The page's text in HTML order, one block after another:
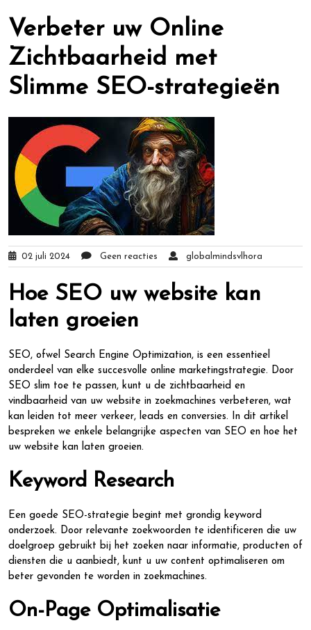
Verbeter uw Online
Zichtbaarheid met
Slimme SEO-strategieën
02 juli 2024 Geen reacties globalmindsvlhora
Hoe SEO uw website kan
laten groeien
SEO, ofwel Search Engine Optimization, is een essentieel
onderdeel van elke succesvolle online marketingstrategie. Door
SEO slim toe te passen, kunt u de zichtbaarheid en
vindbaarheid van uw website in zoekmachines verbeteren, wat
kan leiden tot meer verkeer, leads en conversies. In dit artikel
bespreken we enkele belangrijke aspecten van SEO en hoe het
uw website kan laten groeien.
Keyword Research
Een goede SEO-strategie begint met grondig keyword
onderzoek. Door relevante zoekwoorden te identificeren die uw
doelgroep gebruikt bij het zoeken naar informatie, producten of
diensten die u aanbiedt, kunt u uw content optimaliseren om
beter gevonden te worden in zoekmachines.
On-Page Optimalisatie